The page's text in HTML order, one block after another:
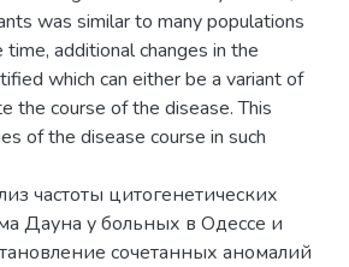
was similar to many populations
additional changes in the
which can either be a variant of
the course of the disease. This
of the disease course in such
частоты цитогенетических
Дауна у больных в Одессе и
сочетанных аномалий